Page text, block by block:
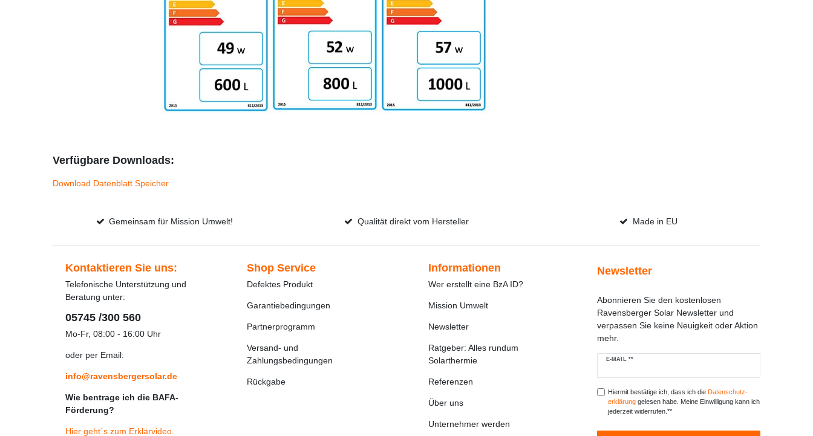
Verfügbare Downloads:
Download Datenblatt Speicher
Gemeinsam für Mission Umwelt! Qualität direkt vom Hersteller Made in EU
Kontaktieren Sie uns:
Telefonische Unterstützung und
Beratung unter:
05745 /300 560
Mo-Fr, 08:00 - 16:00 Uhr
oder per Email:
info@ravensbergersolar.de
Wie bentrage ich die BAFA-
Förderung?
Hier geht´s zum Erklärvideo
Shop Service
Defektes Produkt
Garantiebedingungen
Partnerprogramm
Versand- und
Zahlungsbedingungen
Rückgabe
Informationen
Wer erstellt eine BzA ID?
Mission Umwelt
Newsletter
Ratgeber: Alles rundum
Solarthermie
Referenzen
Über uns
Unternehmer werden
Newsletter
Abonnieren Sie den kostenlosen
Ravensberger Solar Newsletter und
verpassen Sie keine Neuigkeit oder Aktion
mehr.
E-MAIL **
Newsletter
Hiermit bestätige ich, dass ich die Daten­schutz­
erklärunggelesen habe. Meine Einwilligung kann ich
jederzeit widerrufen.**